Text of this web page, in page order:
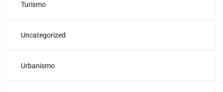
Turismo
Uncategorized
Urbanismo